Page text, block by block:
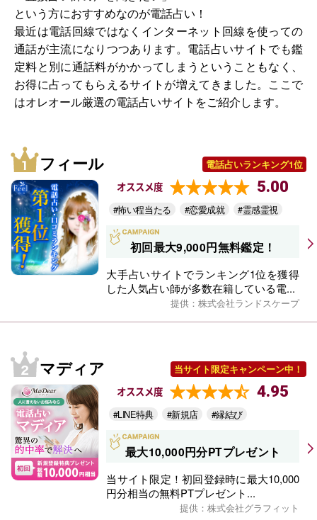
という方におすすめなのが電話占い！
最近は電話回線ではなくインターネット回線を使っての
通話が主流になりつつあります。電話占いサイトでも鑑
定料と別に通話料がかかってしまうということもなく、
お得に占ってもらえるサイトが増えてきました。ここで
はオレオール厳選の電話占いサイトをご紹介します。
フィール 電話占いランキング1位
オススメ度 5.00
#怖い程当たる #恋愛成就 #霊感霊視
初回最大9,000円無料鑑定！
大手占いサイトでランキング1位を獲得
した人気占い師が多数在籍している電...
提供：株式会社ランドスケープ
マディア 当サイト限定キャンペーン中！
オススメ度 4.95
#LINE特典 #新規店 #縁結び
最大10,000円分PTプレゼント
当サイト限定！初回登録時に最大10,000
円分相当の無料PTプレゼント...
提供：株式会社グラフィット